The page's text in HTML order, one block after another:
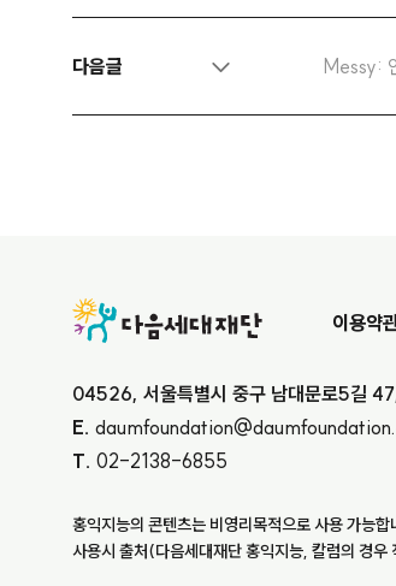
다음글 Messy:
이용약
Elevate
04526, 서울특별시 중구 남대문로5길
E.
T. 02-2138-6855
홍익지능의 콘텐츠는 비영리목적으로 사용 가능
사용시 출처(다음세대재단 홍익지능, 칼럼의 경우